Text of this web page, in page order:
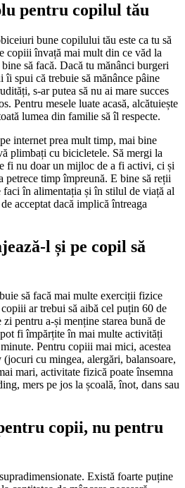
pentru copilul tău
bune copilului tău este ca tu să
copiii învață mai mult din ce văd la
să facă. Dacă tu mănânci burgeri
spui că trebuie să mănânce pâine
s-ar putea să nu ai mare succes
Pentru mesele luate acasă, alcătuiește
lumea din familie să îl respecte.
internet prea mult timp, mai bine
plimbați cu bicicletele. Să mergi la
fi nu doar un mijloc de a fi activi, ci și
petrece timp împreună. E bine să reții
faci în alimentația și în stilul de viață al
acceptat dacă implică întreaga
l și pe copil să
să facă mai multe exerciții fizice
ar trebui să aibă cel puțin 60 de
pentru a-și menține starea bună de
fi împărțite în mai multe activități
Pentru copiii mai mici, acestea
cu mingea, alergări, balansoare,
mari, activitate fizică poate însemna
mers pe jos la școală, înot, dans sau
copii, nu pentru
Există foarte puține